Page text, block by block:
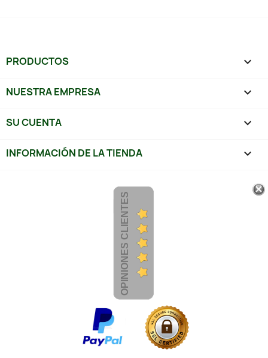
PRODUCTOS 
NUESTRA EMPRESA 
SU CUENTA 
INFORMACIÓN DE LA TIENDA keyboard_arrow_down
OPINIONES CLIENTES